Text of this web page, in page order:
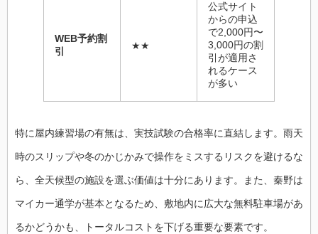
WEB予約割
引
★★
公式サイト
からの申込
で2,000円〜
3,000円の割
引が適用さ
れるケース
が多い
特に屋内練習場の有無は、実技試験の合格率に直結します。雨天
時のスリップや冬のかじかみで操作をミスするリスクを避けるな
ら、全天候型の施設を選ぶ価値は十分にあります。また、秦野は
マイカー通学が基本となるため、敷地内に広大な無料駐車場があ
るかどうかも、トータルコストを下げる重要な要素です。